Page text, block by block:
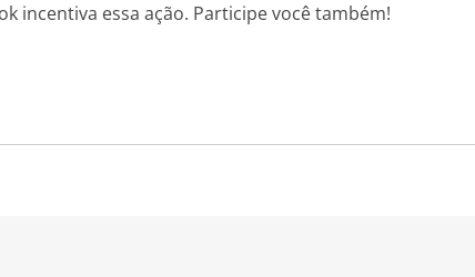
incentiva essa ação. Participe você também!